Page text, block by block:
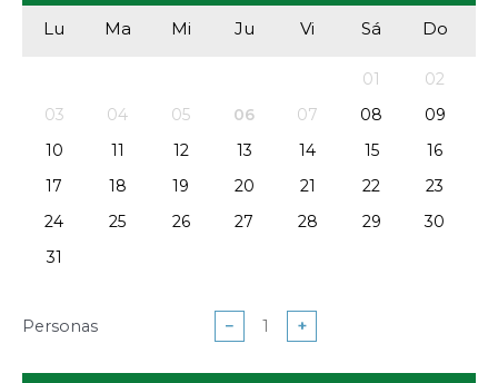
Lu
Ma Mi Ju Vi Sá Do
01
02
03
04 05 06 07 08
09
10
11 12 13 14 15
16
17
18 19 20 21 22
23
24
25 26 27 28 29
30
31
Personas − +